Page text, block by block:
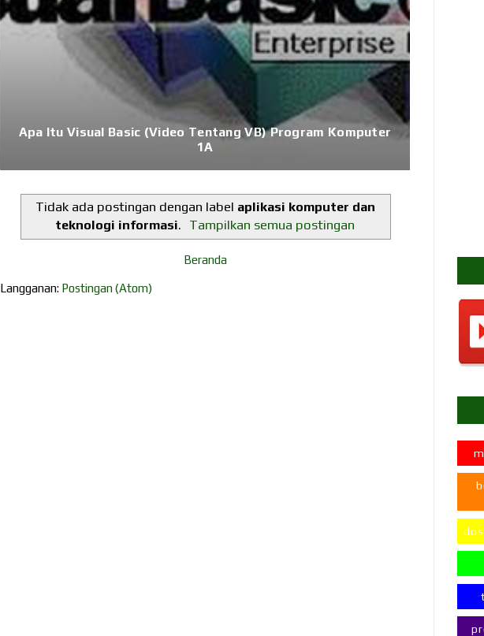
Memahami Algoritma: Dasar Pemecahan Masalah Dalam Ilmu
Komputer
Tidak ada postingan dengan label aplikasi komputer dan
teknologi informasi. Tampilkan semua postingan
Beranda
Langganan: Postingan (Atom)